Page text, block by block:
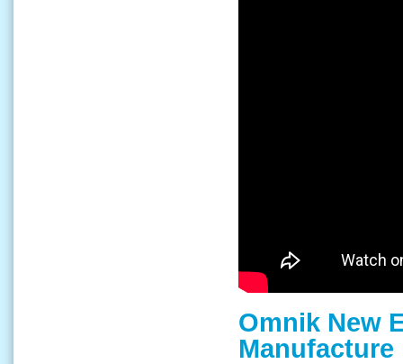
Omnik New
Manufacture